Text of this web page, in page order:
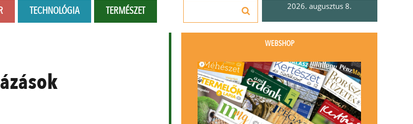
TECHNOLÓGIA TERMÉSZET 2026. augusztus 8.
WEBSHOP